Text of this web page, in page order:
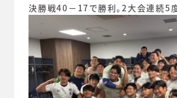
決勝戦40－17で勝利。2大会連続5